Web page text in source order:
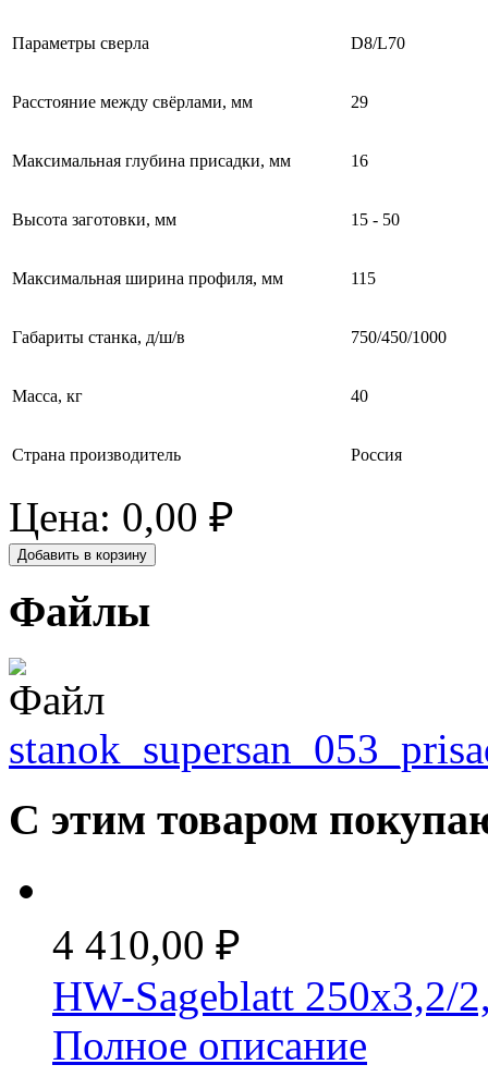
Параметры сверла D8/L70
Расстояние между свёрлами, мм 29
Максимальная глубина присадки, мм 16
Высота заготовки, мм 15 - 50
Максимальная ширина профиля, мм 115
Габариты станка, д/ш/в 750/450/1000
Масса, кг 40
Страна производитель Россия
Цена: 0,00 ₽
Файлы
С этим товаром
4 410,00 ₽
HW-Sageblatt 250x3,2/
Полное описание